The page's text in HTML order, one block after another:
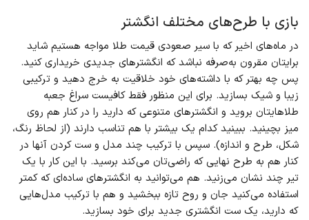
بازی با طرح‌های مختلف انگشتر
در ماه‌های اخیر که با سیر صعودی قیمت طلا مواجه هستیم شاید
برایتان مقرون به‌صرفه نباشد که انگشترهای جدیدی خریداری کنید.
پس چه بهتر که با داشته‌های خود خلاقیت به خرج دهید و ترکیبی
زیبا و شیک بسازید. برای این منظور فقط کافیست سراغ جعبه
طلاهایتان بروید و انگشترهای متنوعی که دارید را در کنار هم روی
میز بچینید. ببینید کدام یک بیشتر با هم تناسب دارند (از لحاظ رنگ،
شکل، طرح و اندازه). سپس با ترکیب چند مدل و ست کردن آنها در
کنار هم به طرح نهایی که راضی‌تان می‌کند برسید. با این کار با یک
تیر چند نشان می‌زنید. هم می‌توانید به انگشترهای ساده‌ای که کمتر
استفاده می‌کنید جان و روح تازه ببخشید و هم با ترکیب مدل‌هایی
که دارید، یک ست انگشتری جدید برای خود بسازید.